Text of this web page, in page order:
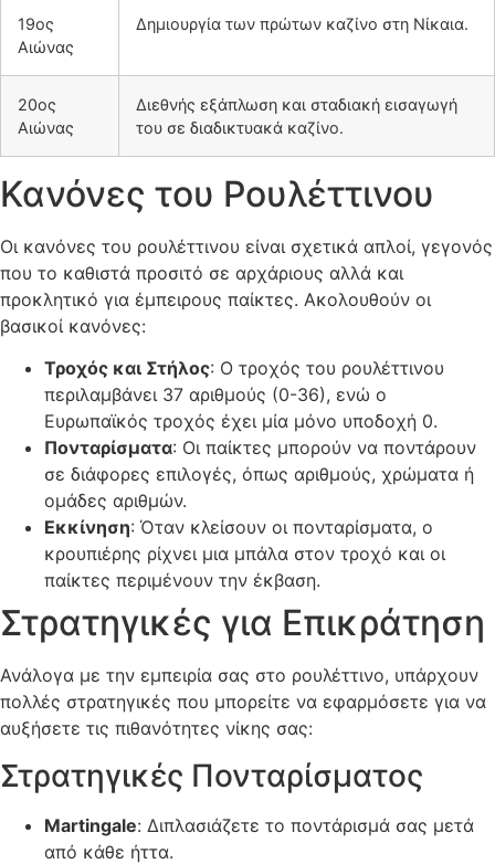
19ος
Αιώνας
Δημιουργία των πρώτων καζίνο στη Νίκαια.
20ος
Αιώνας
Διεθνής εξάπλωση και σταδιακή εισαγωγή
του σε διαδικτυακά καζίνο.
Κανόνες του Ρουλέττινου
Οι κανόνες του ρουλέττινου είναι σχετικά απλοί, γεγονός
που το καθιστά προσιτό σε αρχάριους αλλά και
προκλητικό για έμπειρους παίκτες. Ακολουθούν οι
βασικοί κανόνες:
Τροχός και Στήλος: Ο τροχός του ρουλέττινου
περιλαμβάνει 37 αριθμούς (0-36), ενώ ο
Ευρωπαϊκός τροχός έχει μία μόνο υποδοχή 0.
Πονταρίσματα: Οι παίκτες μπορούν να ποντάρουν
σε διάφορες επιλογές, όπως αριθμούς, χρώματα ή
ομάδες αριθμών.
Εκκίνηση: Όταν κλείσουν οι πονταρίσματα, ο
κρουπιέρης ρίχνει μια μπάλα στον τροχό και οι
παίκτες περιμένουν την έκβαση.
Στρατηγικές για Επικράτηση
Ανάλογα με την εμπειρία σας στο ρουλέττινο, υπάρχουν
πολλές στρατηγικές που μπορείτε να εφαρμόσετε για να
αυξήσετε τις πιθανότητες νίκης σας:
Στρατηγικές Πονταρίσματος
Martingale: Διπλασιάζετε το ποντάρισμά σας μετά
από κάθε ήττα.